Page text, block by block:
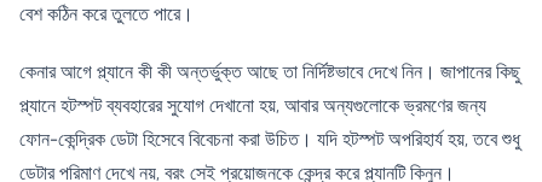
বেশ কঠিন করে তুলতে পারে।
কেনার আগে প্ল্যানে কী কী অন্তর্ভুক্ত আছে তা নির্দিষ্টভাবে দেখে নিন। জাপানের কিছু
প্ল্যানে হটস্পট ব্যবহারের সুযোগ দেখানো হয়, আবার অন্যগুলোকে ভ্রমণের জন্য
ফোন-কেন্দ্রিক ডেটা হিসেবে বিবেচনা করা উচিত। যদি হটস্পট অপরিহার্য হয়, তবে শুধু
ডেটার পরিমাণ দেখে নয়, বরং সেই প্রয়োজনকে কেন্দ্র করে প্ল্যানটি কিনুন।